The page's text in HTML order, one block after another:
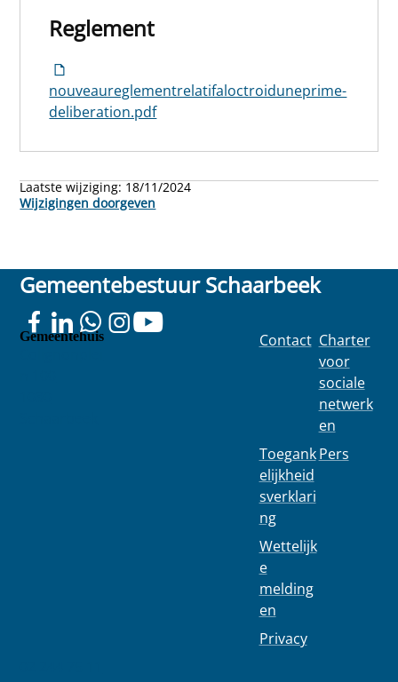
Reglement
nouveaureglementrelatifaloctroiduneprime-
deliberation.pdf
Laatste wijziging: 18/11/2024
Wijzigingen doorgeven
Gemeentebestuur Schaarbeek
Gemeentehuis Contact
Toegank
elijkheid
sverklari
ng
Wettelijk
e
melding
en
Privacy
Charter
voor
sociale
netwerk
en
Pers